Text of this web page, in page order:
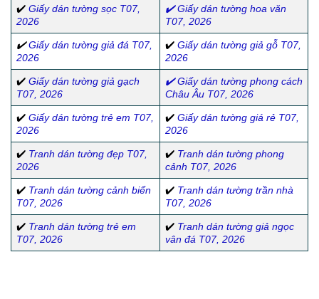
✔️Giấy dán tường sọc T07,
2026
✔️ Giấy dán tường hoa văn
T07, 2026
✔️Giấy dán tường giả đá T07,
2026
✔️Giấy dán tường giả gỗ T07,
2026
✔️Giấy dán tường giả gạch
T07, 2026
✔️ Giấy dán tường phong cách
Châu Âu T07, 2026
✔️Giấy dán tường trẻ em T07,
2026
✔️Giấy dán tường giá rẻ T07,
2026
✔️ Tranh dán tường đẹp T07,
2026
✔️ Tranh dán tường phong
cảnh T07, 2026
✔️ Tranh dán tường cảnh biển
T07, 2026
✔️ Tranh dán tường trần nhà
T07, 2026
✔️ Tranh dán tường trẻ em
T07, 2026
✔️ Tranh dán tường giả ngọc
vân đá T07, 2026